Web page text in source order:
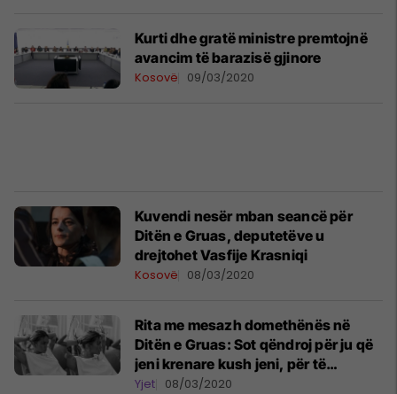
Kurti dhe gratë ministre premtojnë
avancim të barazisë gjinore
Kosovë 09/03/2020
Kuvendi nesër mban seancë për
Ditën e Gruas, deputetëve u
drejtohet Vasfije Krasniqi
Kosovë 08/03/2020
Rita me mesazh domethënës në
Ditën e Gruas: Sot qëndroj për ju që
jeni krenare kush jeni, për të
kaluarën, të tashmen dhe të
Yjet 08/03/2020